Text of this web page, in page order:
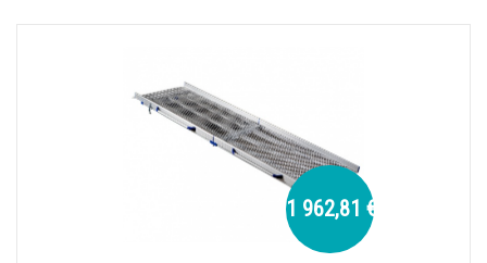
1 962,81 €